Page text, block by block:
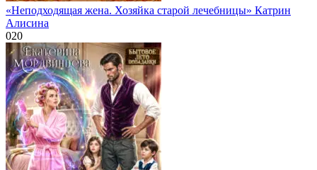
«Неподходящая жена. Хозяйка старой лечебницы» Катрин
Алисина
020